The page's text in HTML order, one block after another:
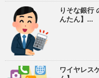
りそな銀行
んたん】...
ワイヤレス